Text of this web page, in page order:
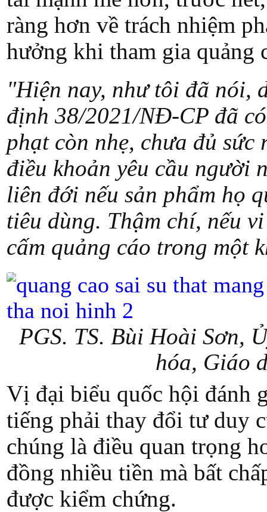
ràng hơn về trách nhiệm
hưởng khi tham gia quảng
"Hiện nay, như tôi đã nói,
định 38/2021/NĐ-CP đã
phạt còn nhẹ, chưa đủ sức
điều khoản yêu cầu người
liên đới nếu sản phẩm họ
tiêu dùng. Thậm chí, nếu
cấm quảng cáo trong một
PGS. TS. Bùi Hoài Sơn,
hóa, Giáo
Vị đại biểu quốc hội đánh
tiếng phải thay đổi tư duy
chúng là điều quan trọng
đồng nhiều tiền mà bất
được kiểm chứng.